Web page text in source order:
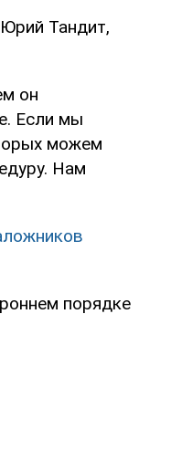
Тандит,
он
Если мы
можем
Нам
порядке